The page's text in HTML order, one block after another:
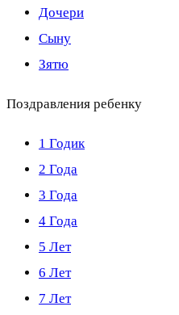
Дочери
Сыну
Зятю
Поздравления ребенку
1 Годик
2 Года
3 Года
4 Года
5 Лет
6 Лет
7 Лет